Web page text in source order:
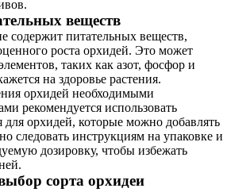
веществ
содержит питательных веществ,
роста орхидей. Это может
таких как азот, фосфор и
на здоровье растения.
орхидей необходимыми
рекомендуется использовать
для орхидей, которые можно добавлять
следовать инструкциям на упаковке и
дозировку, чтобы избежать
сорта орхидеи